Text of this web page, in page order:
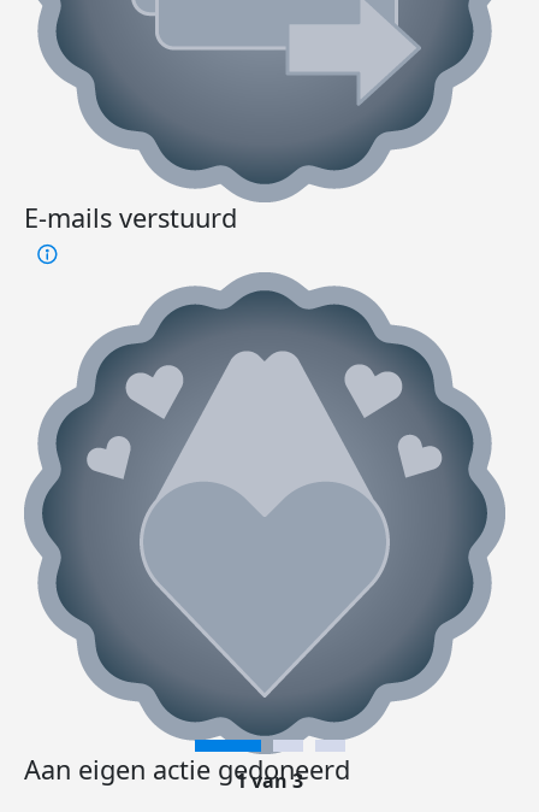
E-mails verstuurd
Aan eigen actie gedoneerd
1 van 3